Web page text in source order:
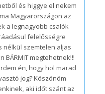
és higgye el nekem
Magyarországon az
a legnagyobb csalók
felelősségre
nélkül szemtelen aljas
BÁRMIT megtehetnek!!!
én, hogy hol marad
jog? Köszönöm
aki időt szánt az